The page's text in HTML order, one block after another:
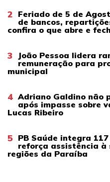
2 Feriado de 5 de
de bancos,
confira o que abre e
3
João Pessoa lidera
remuneração para
municipal
4 Adriano Galdino não
após impasse sobre
Lucas Ribeiro
5 PB Saúde integra
reforça assistência à
regiões da Paraíba